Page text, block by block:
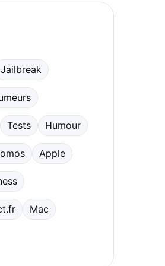
Jailbreak
Tests Humour
Apple
Mac